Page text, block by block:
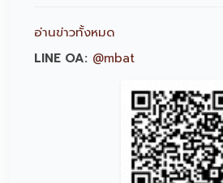
อ่านข่าวทั้งหมด
LINE OA: @mbat